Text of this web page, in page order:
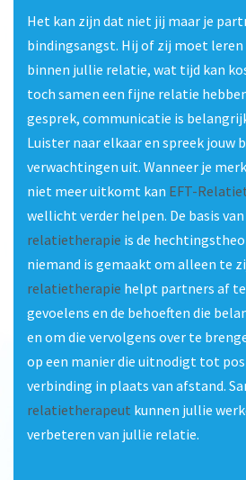
Het kan zijn dat niet jij maar je
bindingsangst. Hij of zij moet
binnen jullie relatie, wat tijd kan
toch samen een fijne relatie
gesprek, communicatie is
Luister naar elkaar en spreek jouw
verwachtingen uit. Wanneer je
niet meer uitkomt kan EFT-
wellicht verder helpen. De basis van
relatietherapie is de
niemand is gemaakt om alleen te
relatietherapie helpt partners af
gevoelens en de behoeften die
en om die vervolgens over te
op een manier die uitnodigt tot
verbinding in plaats van afstand.
relatietherapeut kunnen jullie
verbeteren van jullie relatie.